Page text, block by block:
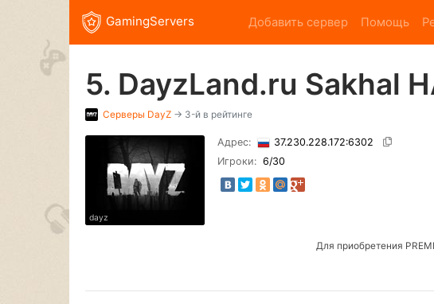
GamingServers Добавить сервер Помощь
5. DayzLand.ru Sakhal
Серверы DayZ → 3-й в рейтинге
dayz
Адрес:
37.230.228.172:6302
Игроки: 6/30
Для приобретения